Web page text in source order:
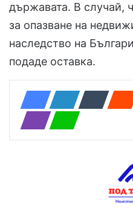
държавата. В случай,
за опазване на
наследство на
подаде оставка.